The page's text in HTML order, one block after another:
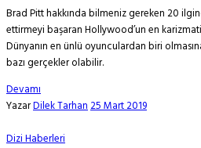
Brad Pitt hakkında bilmeniz gereken 20
ettirmeyi başaran Hollywood’un en
Dünyanın en ünlü oyunculardan biri
bazı gerçekler olabilir.
Devamı
YazarDilek Tarhan25 Mart 2019
Dizi Haberleri